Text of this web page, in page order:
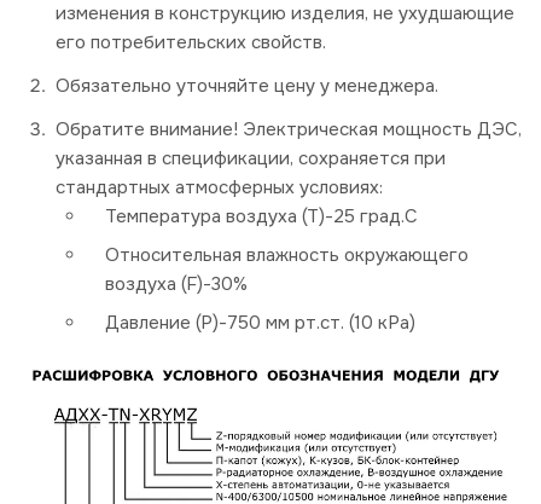
изменения в конструкцию изделия, не ухудшающие
его потребительских свойств.
Обязательно уточняйте цену у менеджера.
Обратите внимание! Электрическая мощность ДЭС,
указанная в спецификации, сохраняется при
стандартных атмосферных условиях:
Температура воздуха (Т)-25 град.С
Относительная влажность окружающего
воздуха (F)-30%
Давление (P)-750 мм рт.ст. (10 кРа)